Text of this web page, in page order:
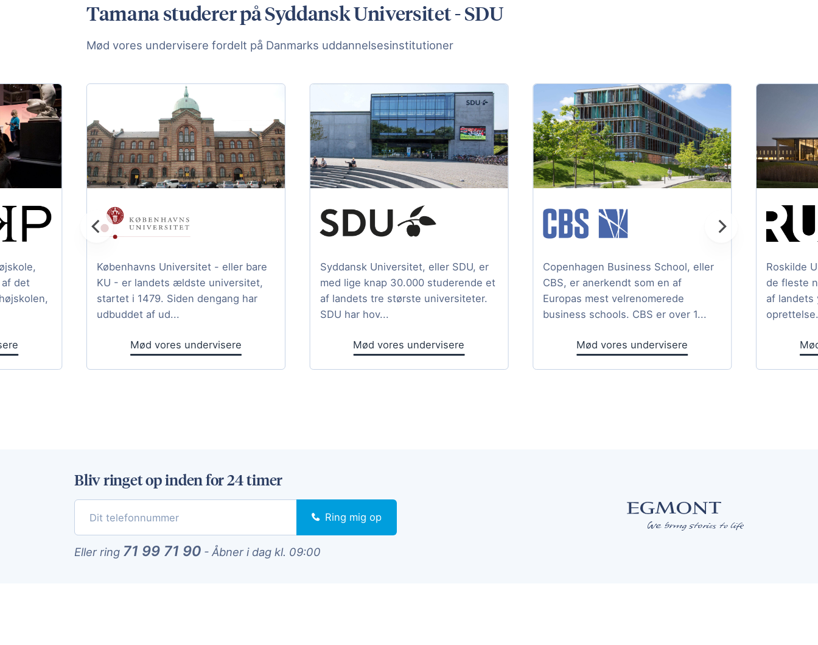
Tamana studerer på Syddansk Universitet - SDU
Mød vores undervisere fordelt på Danmarks uddannelsesinstitutioner
Syddansk Universitet, eller SDU, er
med lige knap 30.000 studerende et
af landets tre største universiteter.
SDU har hov...
Mød vores undervisere
Copenhagen Business School, eller
CBS, er anerkendt som en af
Europas mest velrenomerede
business schools. CBS er over 1...
Mød vores undervisere
Roskilde
de fleste
af landets
det
Københavns Universitet - eller bare
KU - er landets ældste universitet,
startet i 1479. Siden dengang har
udbuddet af ud...
Mød vores undervisere
Bliv ringet op inden for 24 timer
Ring mig op
Eller ring 71 99 71 90 - Åbner i dag kl. 09:00